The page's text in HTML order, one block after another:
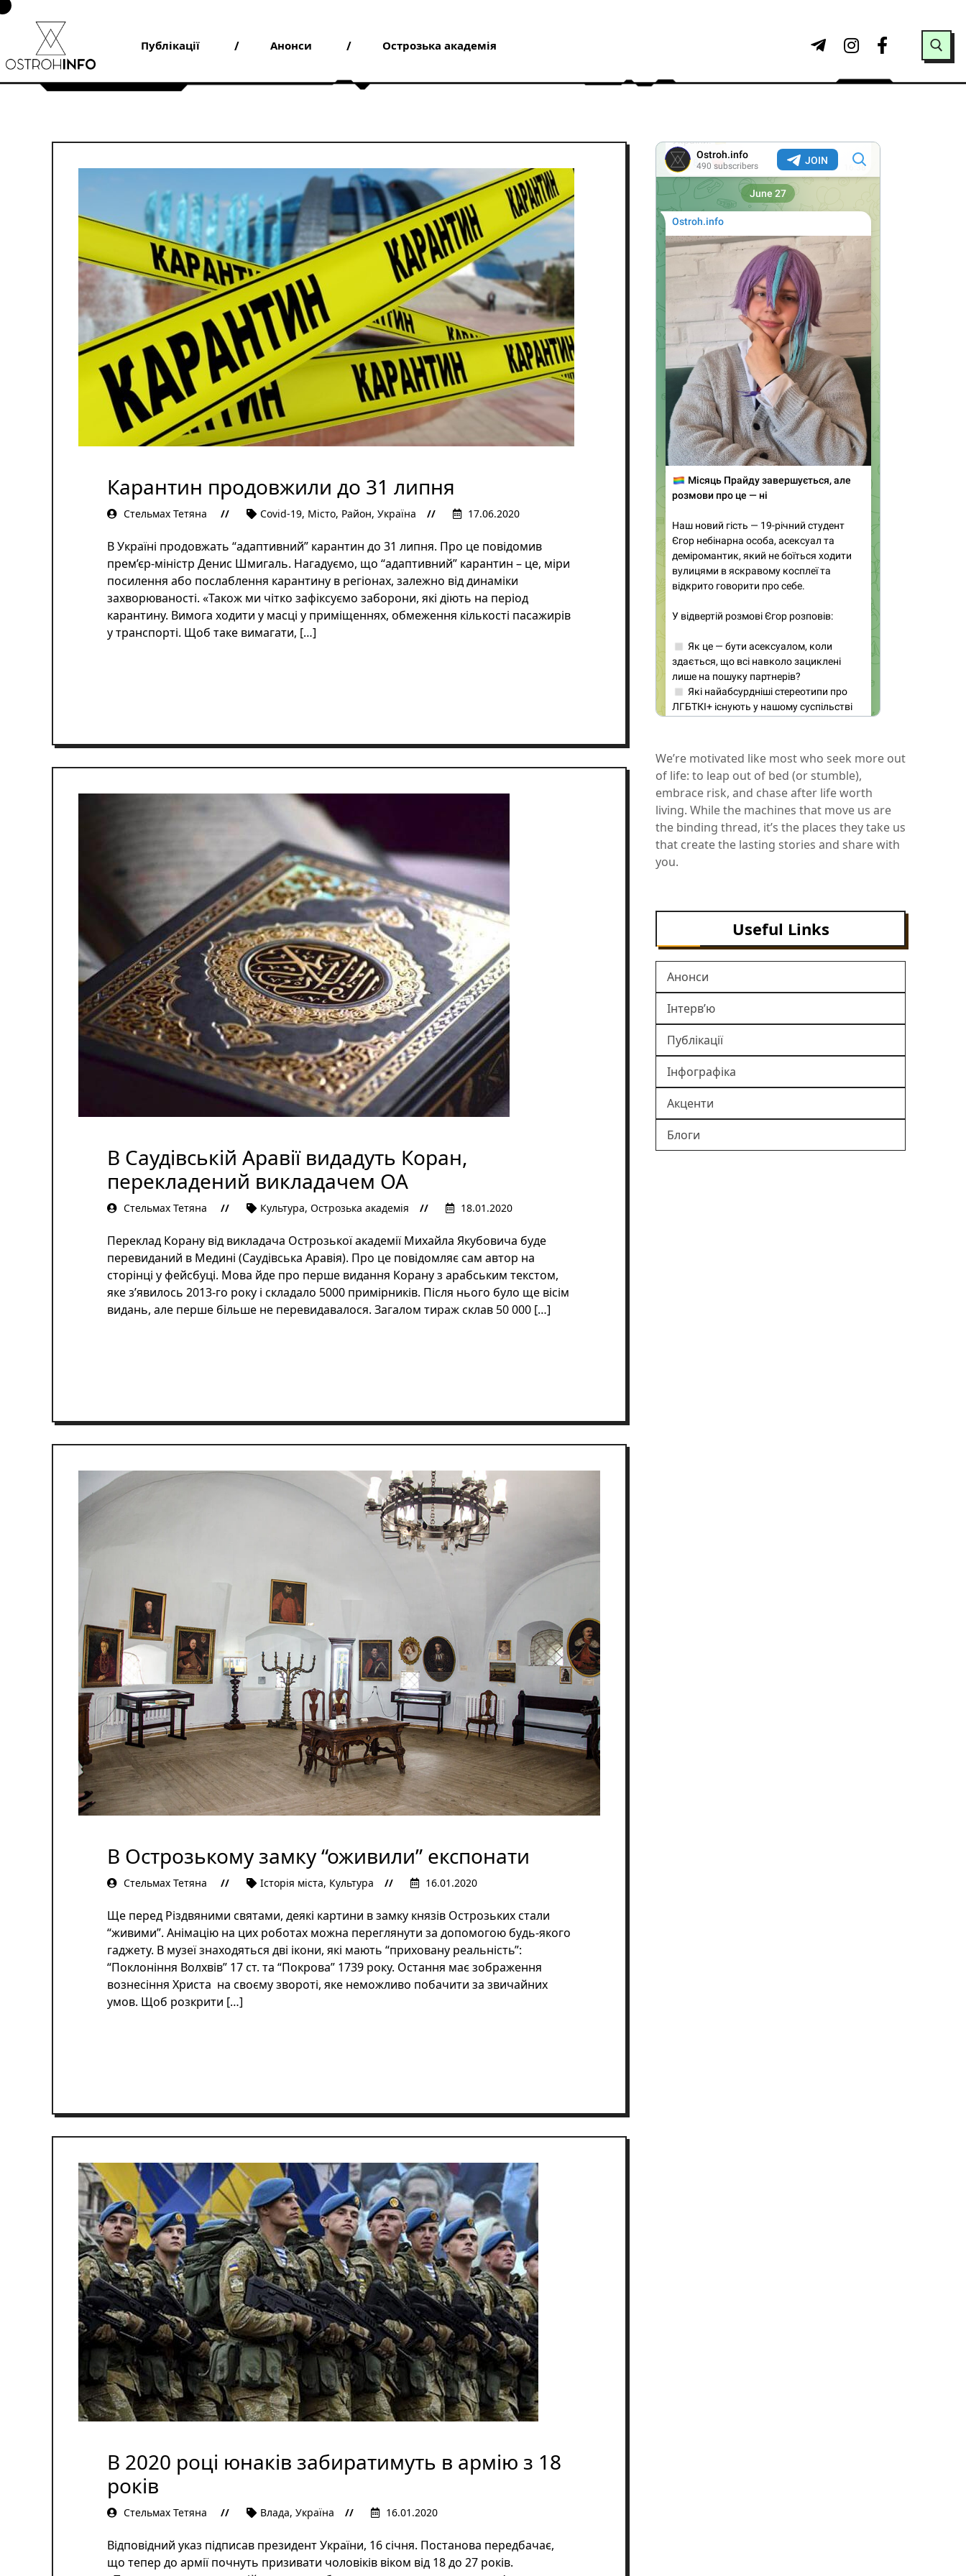
Skip
content
Публікації Анонси Острозька академія
Карантин продовжили до 31 липня
Стельмах Тетяна Covid-19, Місто, Район, Україна 17.06.2020
В Україні продовжать “адаптивний” карантин до 31 липня. Про це повідомив
прем’єр-міністр Денис Шмигаль. Нагадуємо, що “адаптивний” карантин – це, міри
посилення або послаблення карантину в регіонах, залежно від динаміки
захворюваності. «Також ми чітко зафіксуємо заборони, які діють на період
карантину. Вимога ходити у масці у приміщеннях, обмеження кількості пасажирів
у транспорті. Щоб таке вимагати, […]
В Саудівській Аравії видадуть Коран,
перекладений викладачем ОА
Стельмах Тетяна Культура, Острозька академія 18.01.2020
Переклад Корану від викладача Острозької академії Михайла Якубовича буде
перевиданий в Медині (Саудівська Аравія). Про це повідомляє сам автор на
сторінці у фейсбуці. Мова йде про перше видання Корану з арабським текстом,
яке з’явилось 2013-го року і складало 5000 примірників. Після нього було ще вісім
видань, але перше більше не перевидавалося. Загалом тираж склав 50 000 […]
В Острозькому замку “оживили” експонати
Стельмах Тетяна Історія міста, Культура 16.01.2020
Ще перед Різдвяними святами, деякі картини в замку князів Острозьких стали
“живими”. Анімацію на цих роботах можна переглянути за допомогою будь-якого
гаджету. В музеї знаходяться дві ікони, які мають “приховану реальність”:
“Поклоніння Волхвів” 17 ст. та “Покрова” 1739 року. Остання має зображення
вознесіння Христа на своєму звороті, яке неможливо побачити за звичайних
умов. Щоб розкрити […]
В 2020 році юнаків забиратимуть в армію з 18
років
Стельмах Тетяна Влада, Україна 16.01.2020
Відповідний указ підписав президент України, 16 січня. Постанова передбачає,
що тепер до армії почнуть призивати чоловіків віком від 18 до 27 років.
We’re motivated like most who seek more out
of life: to leap out of bed (or stumble),
embrace risk, and chase after life worth
living. While the machines that move us are
the binding thread, it’s the places they take us
that create the lasting stories and share with
you.
Useful Links
Анонси
Інтерв’ю
Публікації
Інфографіка
Акценти
Блоги